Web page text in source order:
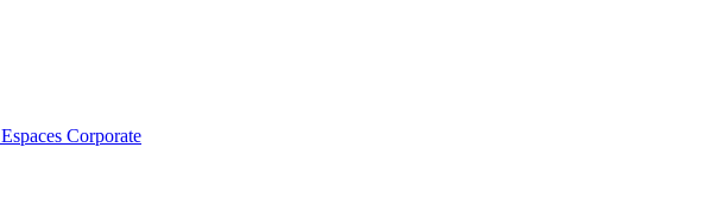
Espaces Corporate